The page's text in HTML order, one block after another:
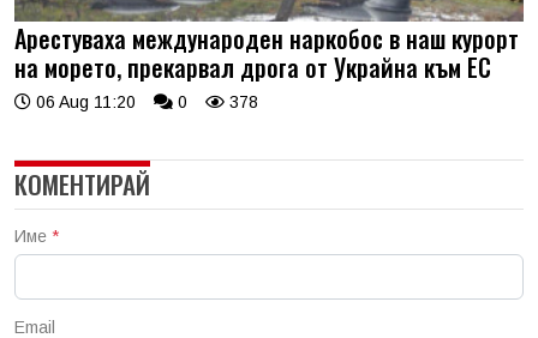
Арестуваха международен наркобос в наш курорт
на морето, прекарвал дрога от Украйна към ЕС
06 Aug 11:20 0 378
КОМЕНТИРАЙ
Име *
Email